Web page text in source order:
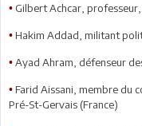
• Gilbert Achcar,
• Hakim Addad, militant
• Ayad Ahram, défenseur
• Farid Aissani, membre du
Pré-St-Gervais (France)